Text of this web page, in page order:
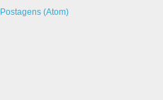
Postagens (Atom)